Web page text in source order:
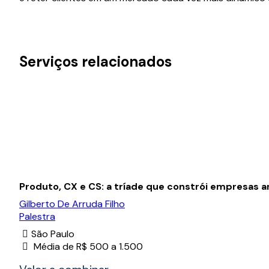
Serviços relacionados
Produto, CX e CS: a tríade que constrói empresas
Gilberto De Arruda Filho
Palestra
São Paulo
Média de R$ 500 a 1.500